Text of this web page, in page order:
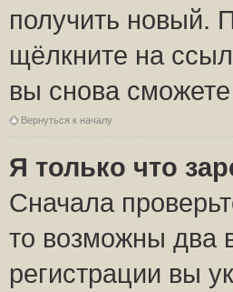
получить новый.
щёлкните на
вы снова
Вернуться к началу
Я только что
Сначала
то возможны два
регистрации вы